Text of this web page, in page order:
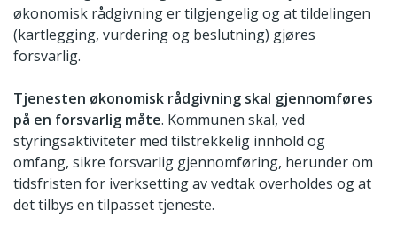
økonomisk rådgivning er tilgjengelig og at tildelingen
(kartlegging, vurdering og beslutning) gjøres
forsvarlig.
Tjenesten økonomisk rådgivning skal gjennomføres
på en forsvarlig måte. Kommunen skal, ved
styringsaktiviteter med tilstrekkelig innhold og
omfang, sikre forsvarlig gjennomføring, herunder om
tidsfristen for iverksetting av vedtak overholdes og at
det tilbys en tilpasset tjeneste.